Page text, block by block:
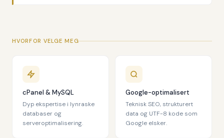
HVORFOR VELGE MEG
cPanel & MySQL
Dyp ekspertise i lynraske
databaser og
serveroptimalisering.
Google-optimalisert
Teknisk SEO, strukturert
data og UTF-8 kode som
Google elsker.